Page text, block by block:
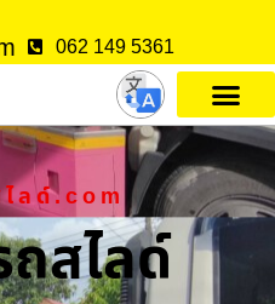
062 149 5361
ลด์.com
สไลด์